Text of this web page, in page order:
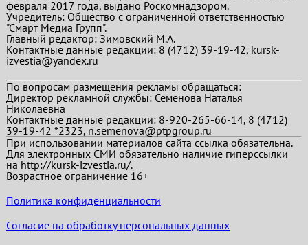
февраля 2017 года, выдано Роскомнадзором.
Учредитель: Общество с ограниченной ответственностью
"Смарт Медиа Групп".
Главный редактор:Зимовский М.А.
Контактные данные редакции: 8 (4712) 39-19-42, kursk-
izvestia@yandex.ru
По вопросам размещения рекламы обращаться:
Директор рекламной службы: Семенова Наталья
Николаевна
Контактные данные редакции: 8-920-265-66-14, 8 (4712)
39-19-42 *2323, n.semenova@ptpgroup.ru
При использовании материалов сайта ссылка обязательна.
Для электронных СМИ обязательно наличие гиперссылки
на http://kursk-izvestia.ru/.
Возрастное ограничение 16+
Политика конфиденциальности
Согласие на обработку персональных данных